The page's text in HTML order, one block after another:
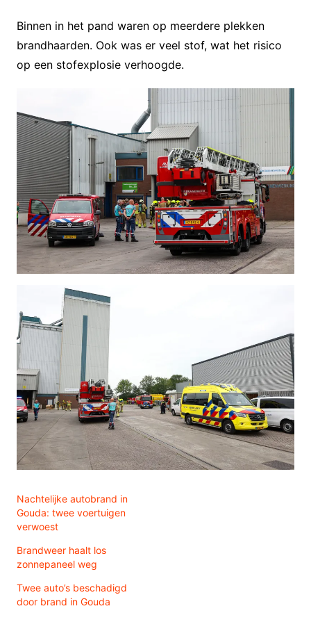
Binnen in het pand waren op meerdere plekken
brandhaarden. Ook was er veel stof, wat het risico
op een stofexplosie verhoogde.
Nachtelijke autobrand in
Gouda: twee voertuigen
verwoest
Brandweer haalt los
zonnepaneel weg
Twee auto’s beschadigd
door brand in Gouda